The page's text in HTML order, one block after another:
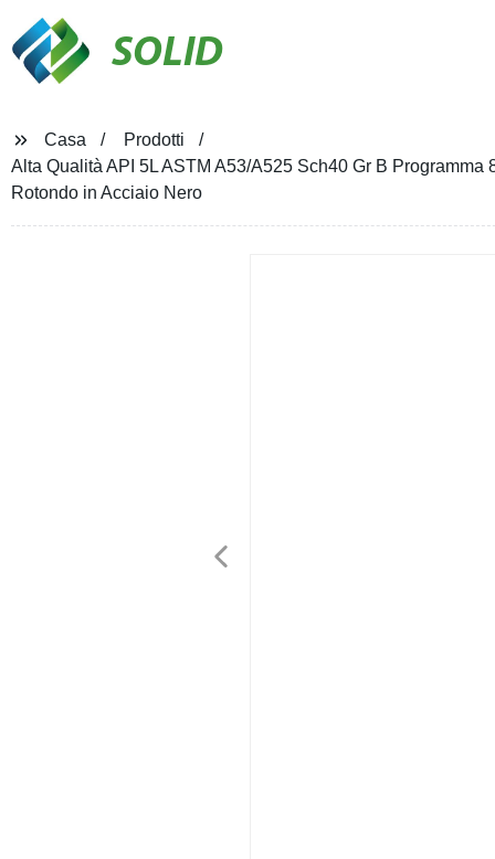
SOLID
Casa
Prodotti
Alta Qualità API 5L ASTM A53/A525 Sch40 Gr B
Rotondo in Acciaio Nero